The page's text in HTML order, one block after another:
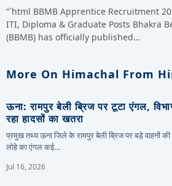
“`html BBMB Apprentice Recruitment
ITI, Diploma & Graduate Posts Bhakra
(BBMB) has officially published…
More On Himachal From
ऊना: रामपुर बेली ब्रिज पर टूटा एंगल,
रहा हादसों का खतरा
प्रमुख तथ्य ऊना जिले के रामपुर बेली ब्रिज पर बड़े वाहनों
लोहे का एंगल कई…
Jul 16, 2026